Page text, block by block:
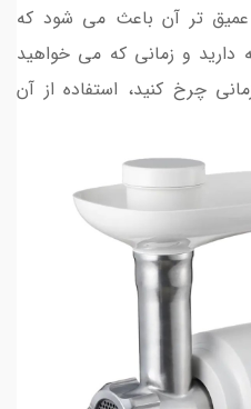
تر آن باعث می شود که
و زمانی که می خواهید
چرخ کنید، استفاده از آن